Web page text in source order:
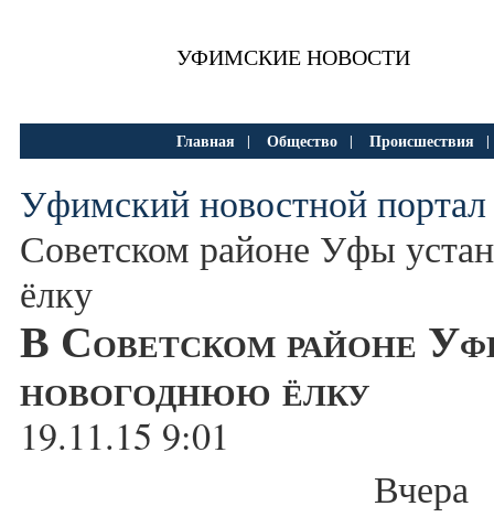
УФИМСКИЕ НОВОСТИ
Главная | Общество | Происшествия
Уфимский новостной портал
Советском районе Уфы
ёлку
В Советском районе
новогоднюю ёлку
19.11.15 9:01